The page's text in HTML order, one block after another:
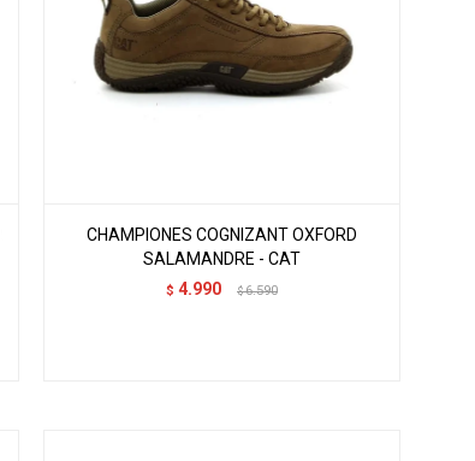
CHAMPIONES COGNIZANT OXFORD
SALAMANDRE - CAT
$ 4.990 $ 6.590